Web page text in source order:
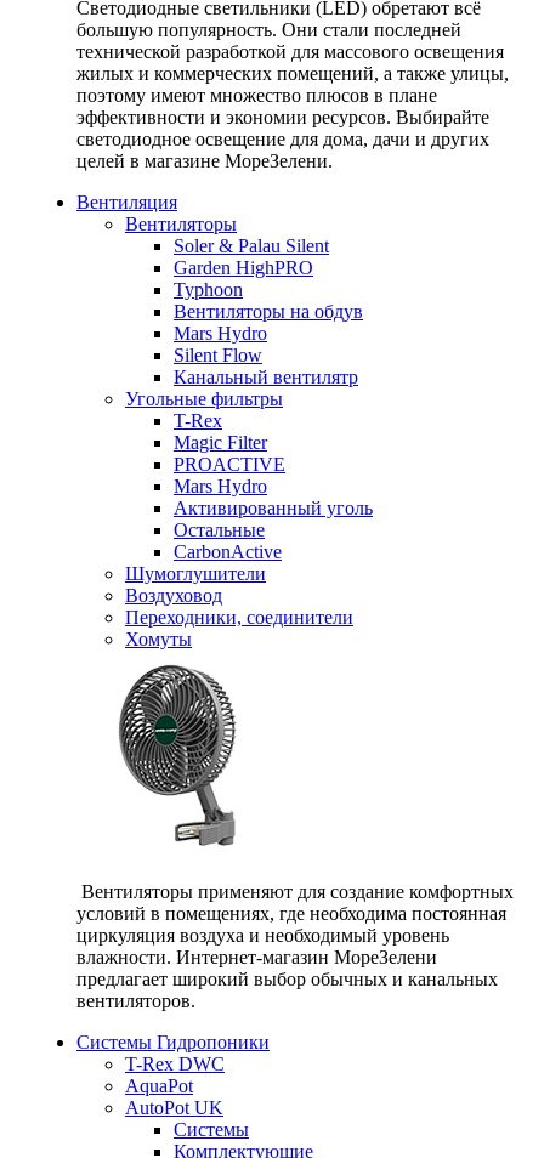
Светодиодные светильники (LED) обретают всё
большую популярность. Они стали последней
технической разработкой для массового освещения
жилых и коммерческих помещений, а также улицы,
поэтому имеют множество плюсов в плане
эффективности и экономии ресурсов. Выбирайте
светодиодное освещение для дома, дачи и других
целей в магазине МореЗелени.
Вентиляция
Вентиляторы
Soler & Palau Silent
Garden HighPRO
Typhoon
Вентиляторы на обдув
Mars Hydro
Silent Flow
Канальный вентилятр
Угольные фильтры
T-Rex
Magic Filter
PROACTIVE
Mars Hydro
Активированный уголь
Остальные
CarbonActive
Шумоглушители
Воздуховод
Переходники, соединители
Хомуты
Вентиляторы применяют для создание комфортных
условий в помещениях, где необходима постоянная
циркуляция воздуха и необходимый уровень
влажности. Интернет-магазин МореЗелени
предлагает широкий выбор обычных и канальных
вентиляторов.
Системы Гидропоники
T-Rex DWC
AquaPot
AutoPot UK
Системы
Комплектующие